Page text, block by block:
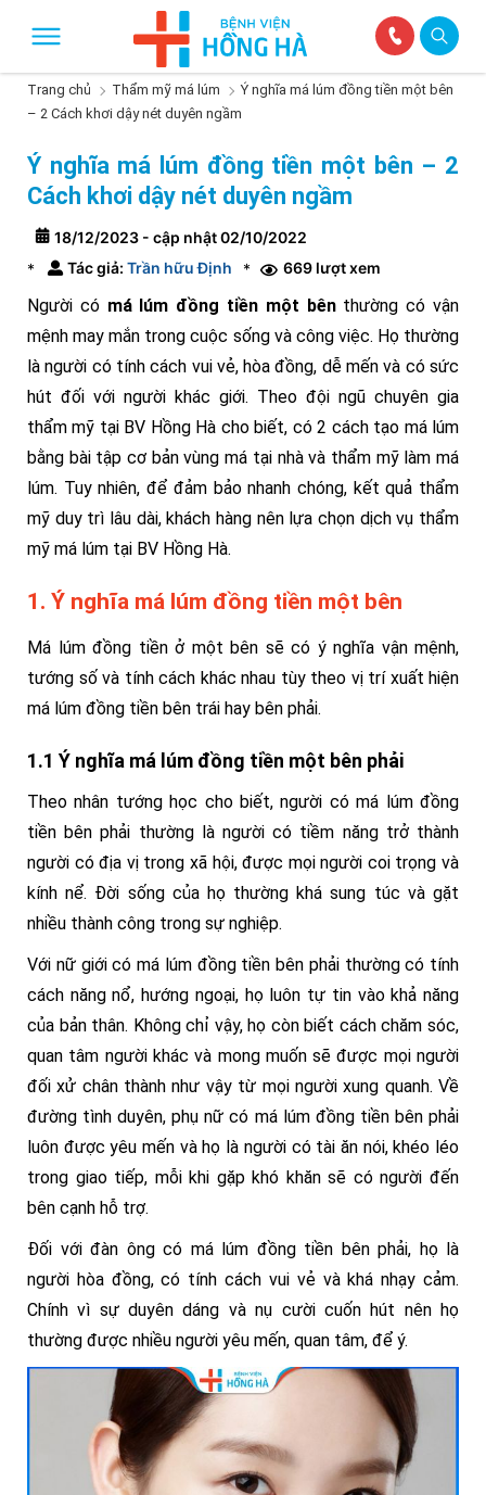
Trang chủ Thẩm mỹ má lúm
Ý nghĩa má lúm đồng tiền một bên
– 2 Cách khơi dậy nét duyên ngầm
Ý nghĩa má lúm đồng tiền một bên – 2
Cách khơi dậy nét duyên ngầm
18/12/2023 - cập nhật 02/10/2022
*
Tác giả: Trần hữu Định * 669 lượt xem
Người có má lúm đồng tiền một bênthường có vận
mệnh may mắn trong cuộc sống và công việc. Họ thường
là người có tính cách vui vẻ, hòa đồng, dễ mến và có sức
hút đối với người khác giới. Theo đội ngũ chuyên gia
thẩm mỹ tại BV Hồng Hà cho biết, có 2 cách tạo má lúm
bằng bài tập cơ bản vùng má tại nhà và thẩm mỹ làm má
lúm. Tuy nhiên, để đảm bảo nhanh chóng, kết quả thẩm
mỹ duy trì lâu dài, khách hàng nên lựa chọn dịch vụ thẩm
mỹ má lúm tại BV Hồng Hà.
1. Ý nghĩa má lúm đồng tiền một bên
Má lúm đồng tiền ở một bên sẽ có ý nghĩa vận mệnh,
tướng số và tính cách khác nhau tùy theo vị trí xuất hiện
má lúm đồng tiền bên trái hay bên phải.
1.1 Ý nghĩa má lúm đồng tiền một bên phải
Theo nhân tướng học cho biết, người có má lúm đồng
tiền bên phải thường là người có tiềm năng trở thành
người có địa vị trong xã hội, được mọi người coi trọng và
kính nể. Đời sống của họ thường khá sung túc và gặt
nhiều thành công trong sự nghiệp.
Với nữ giới có má lúm đồng tiền bên phải thường có tính
cách năng nổ, hướng ngoại, họ luôn tự tin vào khả năng
của bản thân. Không chỉ vậy, họ còn biết cách chăm sóc,
quan tâm người khác và mong muốn sẽ được mọi người
đối xử chân thành như vậy từ mọi người xung quanh. Về
đường tình duyên, phụ nữ có má lúm đồng tiền bên phải
luôn được yêu mến và họ là người có tài ăn nói, khéo léo
trong giao tiếp, mỗi khi gặp khó khăn sẽ có người đến
bên cạnh hỗ trợ.
Đối với đàn ông có má lúm đồng tiền bên phải, họ là
người hòa đồng, có tính cách vui vẻ và khá nhạy cảm.
Chính vì sự duyên dáng và nụ cười cuốn hút nên họ
thường được nhiều người yêu mến, quan tâm, để ý.